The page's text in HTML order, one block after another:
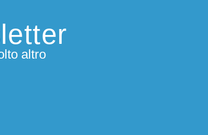
altro